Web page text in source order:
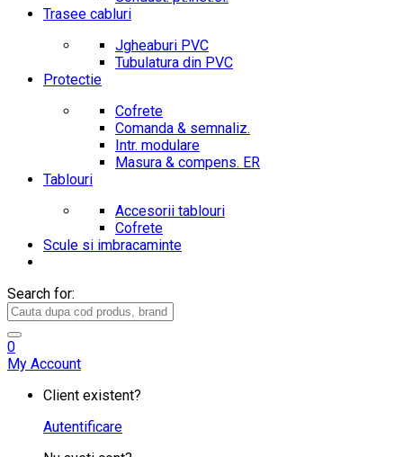
Trasee cabluri
Jgheaburi PVC
Tubulatura din PVC
Protectie
Cofrete
Comanda & semnaliz.
Intr. modulare
Masura & compens. ER
Tablouri
Accesorii tablouri
Cofrete
Scule si imbracaminte
Search for:
0
My Account
Client existent?
Autentificare